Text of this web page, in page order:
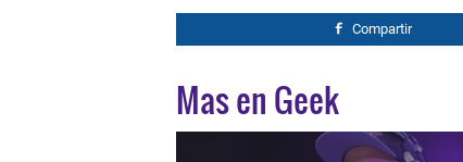
Compartir
Mas en Geek